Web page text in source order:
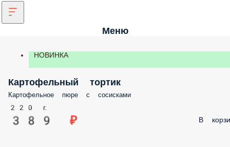
Меню
НОВИНКА
Картофельный тортик
Картофельное пюре с сосисками
220 г.
389 ₽ В